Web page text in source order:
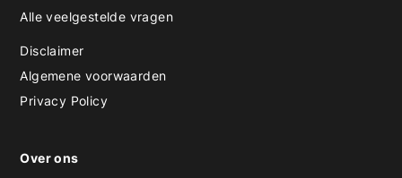
Alle veelgestelde vragen
Disclaimer
Algemene voorwaarden
Privacy Policy
Over ons